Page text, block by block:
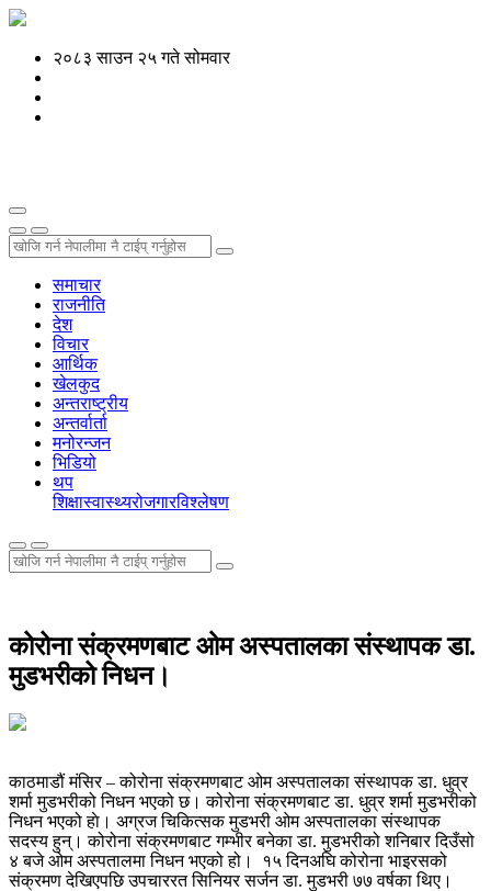
२०८३ साउन २५ गते सोमवार
समाचार
राजनीति
देश
विचार
आर्थिक
खेलकुद
अन्तराष्ट्रीय
अन्तर्वार्ता
मनोरन्जन
भिडियो
थप
शिक्षास्वास्थ्यरोजगारविश्लेषण
कोरोना संक्रमणबाट ओम अस्पतालका संस्थापक डा.
मुडभरीको निधन।
काठमाडौं मंसिर – कोरोना संक्रमणबाट ओम अस्पतालका संस्थापक डा. धुव्र
शर्मा मुडभरीको निधन भएको छ। कोरोना संक्रमणबाट डा. धुव्र शर्मा मुडभरीको
निधन भएको हाे। अग्रज चिकित्सक मुडभरी ओम अस्पतालका संस्थापक
सदस्य हुन्। कोरोना संक्रमणबाट गम्भीर बनेका डा. मुडभरीको शनिबार दिउँसो
४ बजे ओम अस्पतालमा निधन भएको हो। १५ दिनअघि कोरोना भाइरसको
संक्रमण देखिएपछि उपचाररत सिनियर सर्जन डा. मुडभरी ७७ वर्षका थिए।